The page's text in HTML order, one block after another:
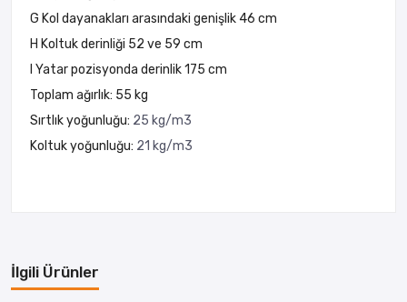
G Kol dayanakları arasındaki genişlik 46 cm
H Koltuk derinliği 52 ve 59 cm
I Yatar pozisyonda derinlik 175 cm
Toplam ağırlık: 55 kg
Sırtlık yoğunluğu: 25 kg/m3
Koltuk yoğunluğu: 21 kg/m3
İlgili Ürünler